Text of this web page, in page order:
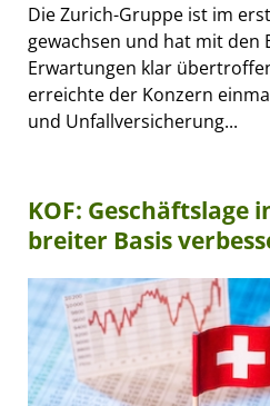
Die Zurich-Gruppe ist im
gewachsen und hat mit den
Erwartungen klar
erreichte der Konzern
und Unfallversicherung...
KOF: Geschäftslage
breiter Basis